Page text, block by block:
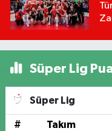
Süper Lig
Süper Lig
# Takım